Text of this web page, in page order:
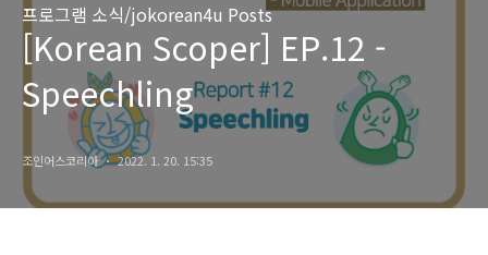
프로그램 소식/jokorean4u Posts
[Korean Scoper] EP.12 -
Speechling
조인어스코리아 2022. 1. 20. 15:35